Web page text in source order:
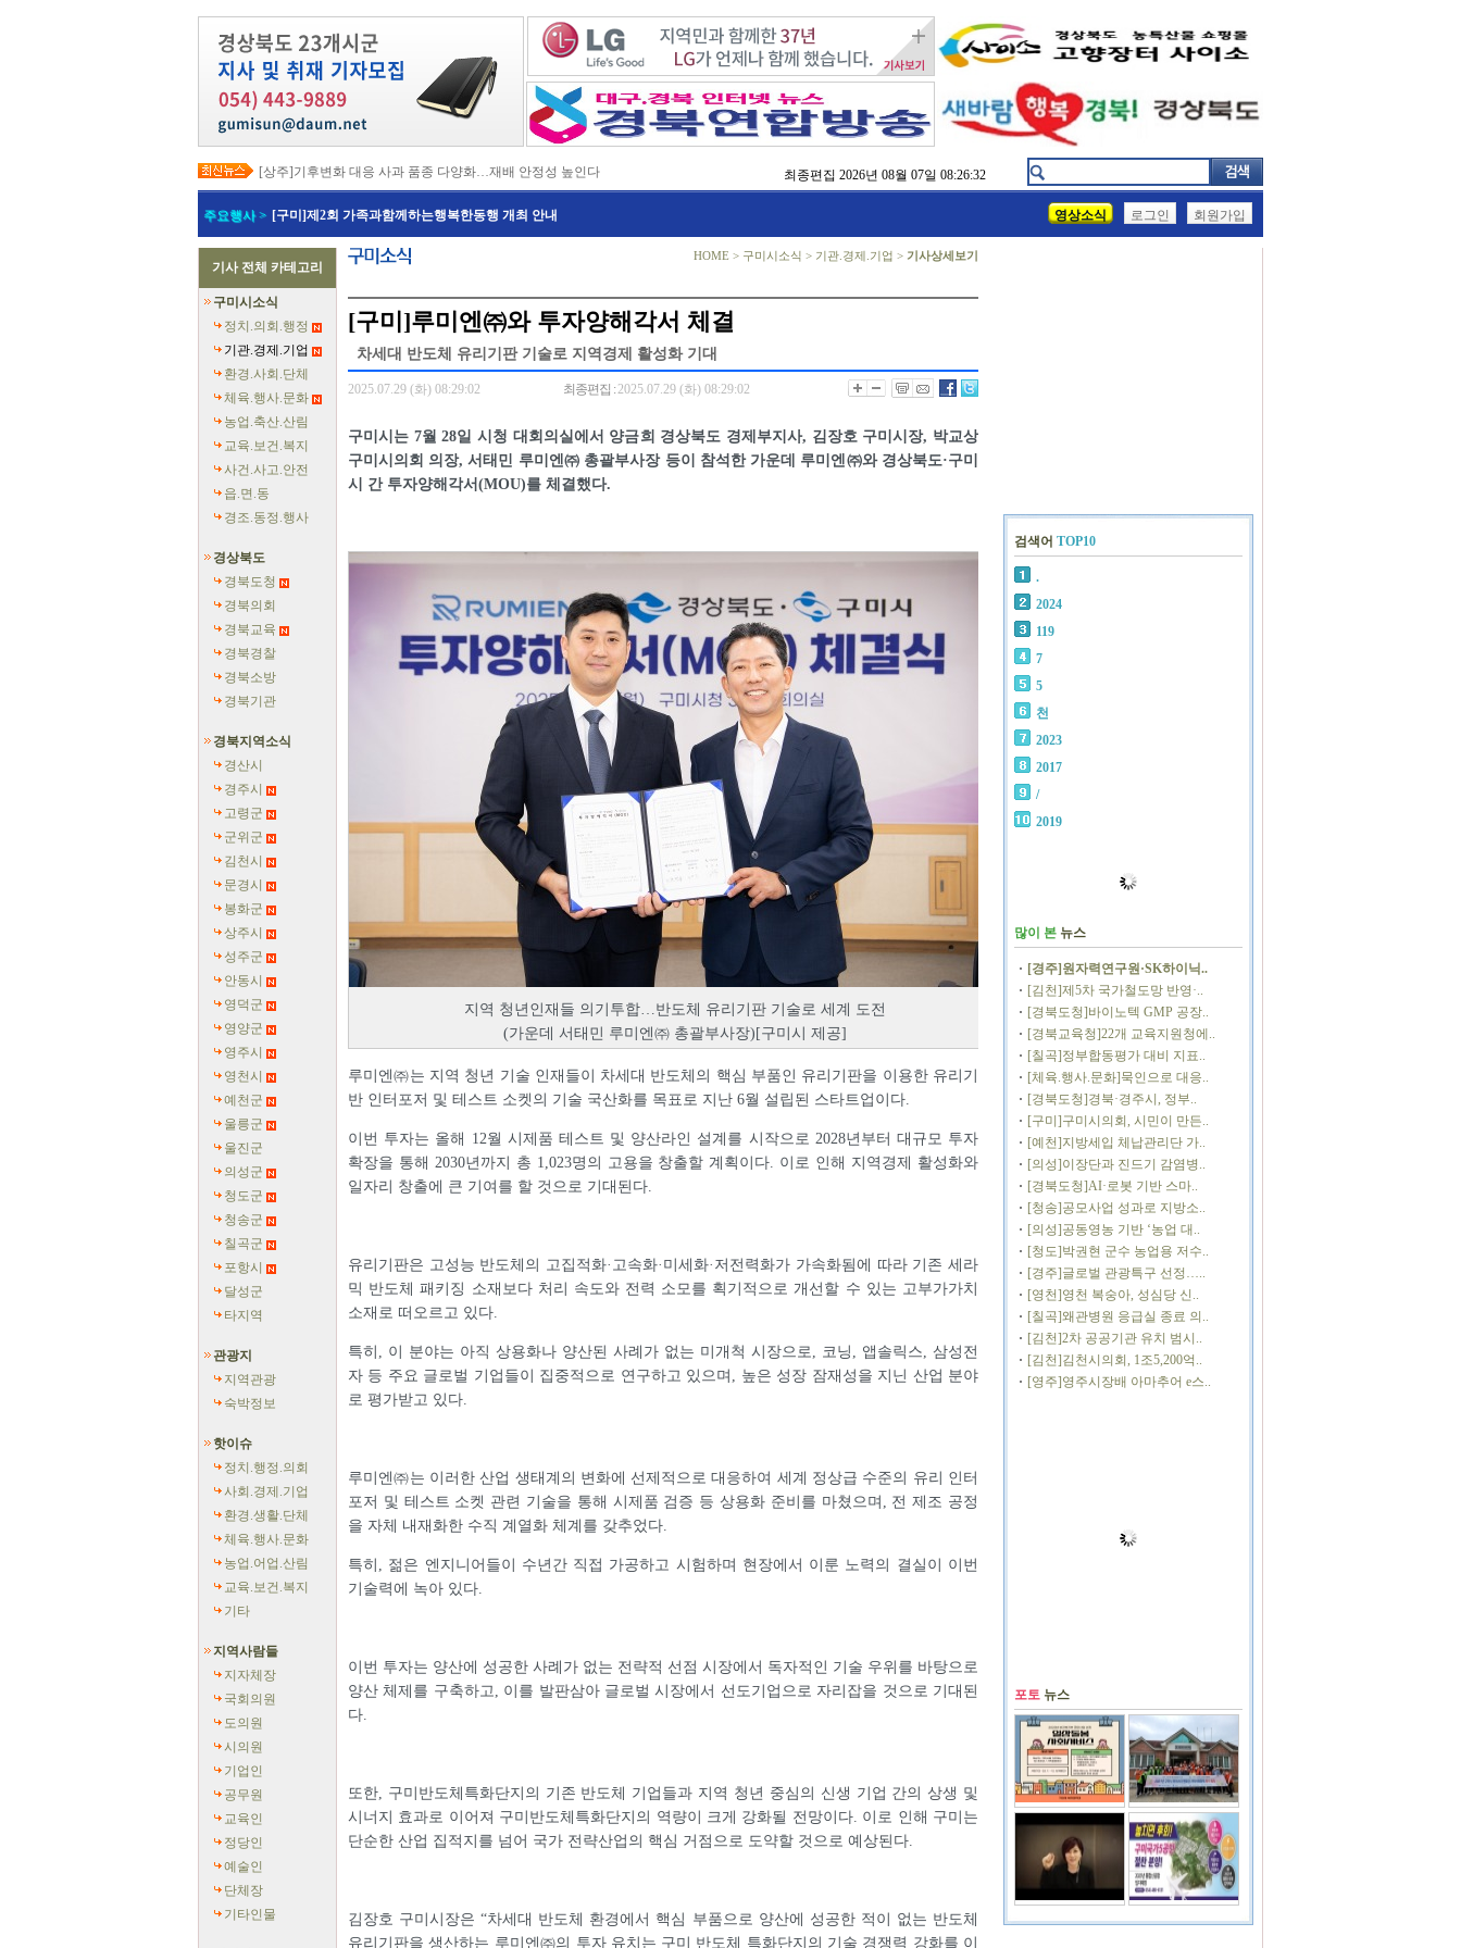
[상주]기후변화 대응 사과 품종 다양화…재배 안정성 높인다
[봉화]‘K-베트남 밸리 특구’ 최종 지정…3,476억 투입
[김천]지방세입 체납관리단 본격 가동…맞춤형 징수 나선다
[고령]가뭄 장기화 총력 대응…농업용수 확보 긴급 지원
[경주]경주역 KTX·KTX-이음 증편…수도권 접근성 높인다
[경북교육청]‘수리력+ 웹 콘텐츠’ 개발…맞춤형 수학 학습 지원
[경북도청]‘말산업 특구’ 키운다…한국마사회 영천 유치 공동전선
[구미]예능 타고 뜬 구미 관광…‘갓 튀긴 라면’ 판매량 6배 껑충
[경북교육청]일본 방위백서 독도 영유권 주장 강력 규탄
최종편집 2026년 08월 07일 08:26:32
주요행사 > [구미]제2회 가족과함께하는행복한동행 개최 안내 영상소식 로그인 회원가입
기사 전체 카테고리
구미시소식
정치.의회.행정
기관.경제.기업
환경.사회.단체
체육.행사.문화
농업.축산.산림
교육.보건.복지
사건.사고.안전
읍.면.동
경조.동정.행사
경상북도
경북도청
경북의회
경북교육
경북경찰
경북소방
경북기관
경북지역소식
경산시
경주시
고령군
군위군
김천시
문경시
봉화군
상주시
성주군
안동시
영덕군
영양군
영주시
영천시
예천군
울릉군
울진군
의성군
청도군
청송군
칠곡군
포항시
달성군
타지역
관광지
지역관광
숙박정보
핫이슈
정치.행정.의회
사회.경제.기업
환경.생활.단체
체육.행사.문화
농업.어업.산림
교육.보건.복지
기타
지역사람들
지자체장
국회의원
도의원
시의원
기업인
공무원
교육인
정당인
예술인
단체장
기타인물
HOME > 구미시소식 > 기관.경제.기업 > 기사상세보기
[구미]루미엔㈜와 투자양해각서 체결
차세대 반도체 유리기판 기술로 지역경제 활성화 기대
2025.07.29 (화) 08:29:02 최종편집 :2025.07.29 (화) 08:29:02
구미시는 7월 28일 시청 대회의실에서 양금희 경상북도 경제부지사, 김장호 구미시장, 박교상
구미시의회 의장, 서태민 루미엔㈜ 총괄부사장 등이 참석한 가운데 루미엔㈜와 경상북도·구미
시 간 투자양해각서(MOU)를 체결했다.
지역 청년인재들 의기투합…반도체 유리기판 기술로 세계 도전
(가운데 서태민 루미엔㈜ 총괄부사장)[구미시 제공]
루미엔㈜는 지역 청년 기술 인재들이 차세대 반도체의 핵심 부품인 유리기판을 이용한 유리기
반 인터포저 및 테스트 소켓의 기술 국산화를 목표로 지난 6월 설립된 스타트업이다.
이번 투자는 올해 12월 시제품 테스트 및 양산라인 설계를 시작으로 2028년부터 대규모 투자
확장을 통해 2030년까지 총 1,023명의 고용을 창출할 계획이다. 이로 인해 지역경제 활성화와
일자리 창출에 큰 기여를 할 것으로 기대된다.
유리기판은 고성능 반도체의 고집적화·고속화·미세화·저전력화가 가속화됨에 따라 기존 세라
믹 반도체 패키징 소재보다 처리 속도와 전력 소모를 획기적으로 개선할 수 있는 고부가가치
소재로 떠오르고 있다.
특히, 이 분야는 아직 상용화나 양산된 사례가 없는 미개척 시장으로, 코닝, 앱솔릭스, 삼성전
자 등 주요 글로벌 기업들이 집중적으로 연구하고 있으며, 높은 성장 잠재성을 지닌 산업 분야
로 평가받고 있다.
루미엔㈜는 이러한 산업 생태계의 변화에 선제적으로 대응하여 세계 정상급 수준의 유리 인터
포저 및 테스트 소켓 관련 기술을 통해 시제품 검증 등 상용화 준비를 마쳤으며, 전 제조 공정
을 자체 내재화한 수직 계열화 체계를 갖추었다.
특히, 젊은 엔지니어들이 수년간 직접 가공하고 시험하며 현장에서 이룬 노력의 결실이 이번
기술력에 녹아 있다.
이번 투자는 양산에 성공한 사례가 없는 전략적 선점 시장에서 독자적인 기술 우위를 바탕으로
양산 체제를 구축하고, 이를 발판삼아 글로벌 시장에서 선도기업으로 자리잡을 것으로 기대된
다.
또한, 구미반도체특화단지의 기존 반도체 기업들과 지역 청년 중심의 신생 기업 간의 상생 및
시너지 효과로 이어져 구미반도체특화단지의 역량이 크게 강화될 전망이다. 이로 인해 구미는
단순한 산업 집적지를 넘어 국가 전략산업의 핵심 거점으로 도약할 것으로 예상된다.
김장호 구미시장은 “차세대 반도체 환경에서 핵심 부품으로 양산에 성공한 적이 없는 반도체
유리기판을 생산하는 루미엔㈜의 투자 유치는 구미 반도체 특화단지의 기술 경쟁력 강화를 이
검색어 TOP10
.
2024
119
7
5
천
2023
2017
/
2019
많이 본 뉴스
[경주]원자력연구원·SK하이닉..
[김천]제5차 국가철도망 반영·..
[경북도청]바이노텍 GMP 공장..
[경북교육청]22개 교육지원청에..
[칠곡]정부합동평가 대비 지표..
[체육.행사.문화]묵인으로 대응..
[경북도청]경북·경주시, 정부..
[구미]구미시의회, 시민이 만든..
[예천]지방세입 체납관리단 가..
[의성]이장단과 진드기 감염병..
[경북도청]AI·로봇 기반 스마..
[청송]공모사업 성과로 지방소..
[의성]공동영농 기반 ‘농업 대..
[청도]박권현 군수 농업용 저수..
[경주]글로벌 관광특구 선정…..
[영천]영천 복숭아, 성심당 신..
[칠곡]왜관병원 응급실 종료 의..
[김천]2차 공공기관 유치 범시..
[김천]김천시의회, 1조5,200억..
[영주]영주시장배 아마추어 e스..
포토 뉴스